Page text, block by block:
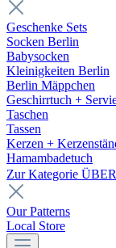
Geschenke Sets
Socken Berlin
Babysocken
Kleinigkeiten Berlin
Berlin Mäppchen
Geschirrtuch +
Taschen
Tassen
Kerzen +
Hamambadetuch
Zur Kategorie
Our Patterns
Local Store